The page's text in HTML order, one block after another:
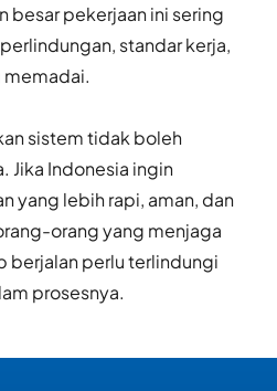
besar pekerjaan ini sering
standar kerja,
memadai.
sistem tidak boleh
Jika Indonesia ingin
yang lebih rapi, aman, dan
orang yang menjaga
berjalan perlu terlindungi
prosesnya.